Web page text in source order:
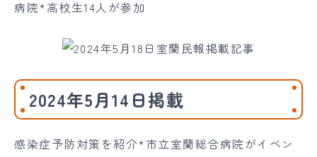
病院*高校生14人が参加
2024年5月14日掲載
感染症予防対策を紹介*市立室蘭総合病院がイベン